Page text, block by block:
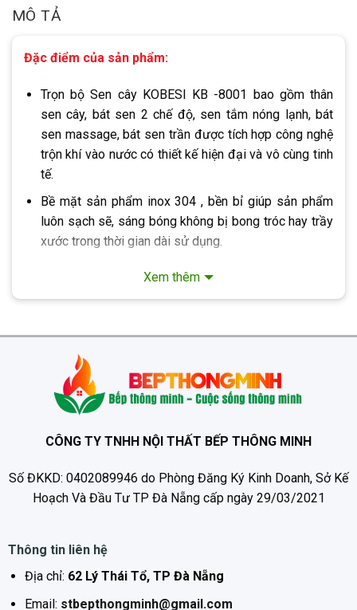
MÔ TẢ
Đặc điểm của sản phẩm:
Trọn bộ Sen cây KOBESI KB -8001 bao gồm thân
sen cây, bát sen 2 chế độ, sen tắm nóng lạnh, bát
sen massage, bát sen trần được tích hợp công nghệ
trộn khí vào nước có thiết kế hiện đại và vô cùng tinh
tế.
Bề mặt sản phẩm inox 304 , bền bỉ giúp sản phẩm
luôn sạch sẽ, sáng bóng không bị bong tróc hay trầy
xước trong thời gian dài sử dụng.
Thân sen cây được đúc bằng inox 304 nguyên chất
Củ sen với tay vặn nhẹ nhàng, êm ái giúp điều chỉnh
nhiệt độ và lưu lượng nước một cách nhanh chóng, bề
mặt chống bỏng đảm bảo an toàn cho người dùng.
Mỗi tay vặn ở củ sen đều được tích hợp chốt an toàn,
đảm bảo quá trình sử dụng được hiệu quả nhất.
mặt bát sen được làm bằng chất liệu inox 304 cao
cấp dễ dàng vệ sinh, lau chùi, không bị vôi hóa hay
Bộ sản phẩm này được sử dụng phổ biến ở nhiều
công trình hiện đại như: Chung cư cao cấp , nhà phố,
Xem thêm
CÔNG TY TNHH NỘI THẤT BẾP THÔNG MINH
Số ĐKKD: 0402089946 do Phòng Đăng Ký Kinh Doanh, Sở Kế
Hoạch Và Đầu Tư TP Đà Nẵng cấp ngày 29/03/2021
Thông tin liên hệ
Địa chỉ: 62 Lý Thái Tổ, TP Đà Nẵng
Email: stbepthongminh@gmail.com